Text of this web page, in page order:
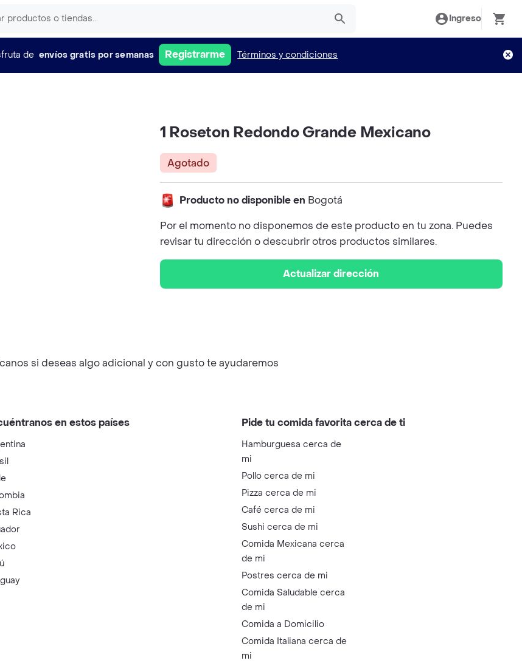
Ingreso
de envíos gratis por semanas Registrarme Términos y condiciones
1 Roseton Redondo Grande Mexicano
Agotado
Producto no disponible en Bogotá
Por el momento no disponemos de este producto en tu zona. Puedes
revisar tu dirección o descubrir otros productos similares.
Actualizar dirección
si deseas algo adicional y con gusto te ayudaremos
en estos países
Rica
Pide tu comida favorita cerca de ti
Hamburguesa cerca de
mi
Pollo cerca de mi
Pizza cerca de mi
Café cerca de mi
Sushi cerca de mi
Comida Mexicana cerca
de mi
Postres cerca de mi
Comida Saludable cerca
de mi
Comida a Domicilio
Comida Italiana cerca de
mi